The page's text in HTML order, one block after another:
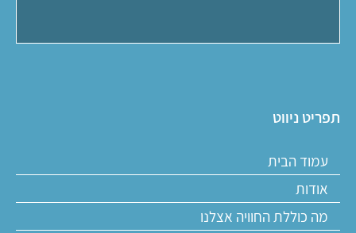
תפריט ניווט
עמוד הבית
אודות
מה כוללת החוויה אצלנו